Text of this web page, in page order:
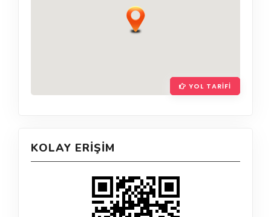
YOL TARIFI
KOLAY ERIŞIM